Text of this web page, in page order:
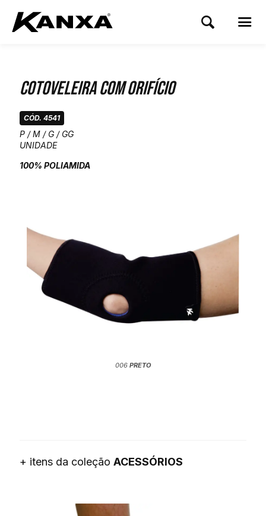
Cotoveleira com Orifício
CÓD. 4541
P / M / G / GG
UNIDADE
100% POLIAMIDA
006 PRETO
+ itens da coleção ACESSÓRIOS